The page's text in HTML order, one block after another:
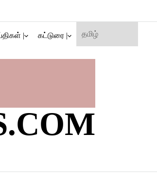
| கட்டுரை |